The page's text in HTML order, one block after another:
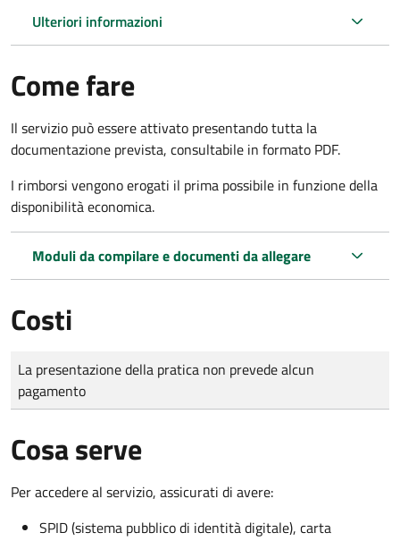
Ulteriori informazioni
Come fare
Il servizio può essere attivato presentando tutta la
documentazione prevista, consultabile in formato PDF.
I rimborsi vengono erogati il prima possibile in funzione della
disponibilità economica.
Moduli da compilare e documenti da allegare
Costi
Tipo di pagamento
Importo
La presentazione della pratica non prevede alcun
pagamento
Cosa serve
Per accedere al servizio, assicurati di avere:
SPID (sistema pubblico di identità digitale), carta